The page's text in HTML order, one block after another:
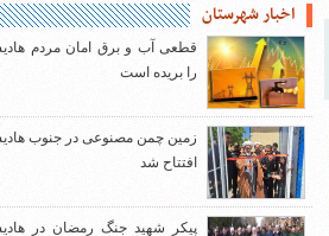
اخبار شهرستان
قطعی آب و برق امان مردم
را بریده است
زمین چمن مصنوعی در جنوب
افتتاح شد
پیکر شهید جنگ رمضان در